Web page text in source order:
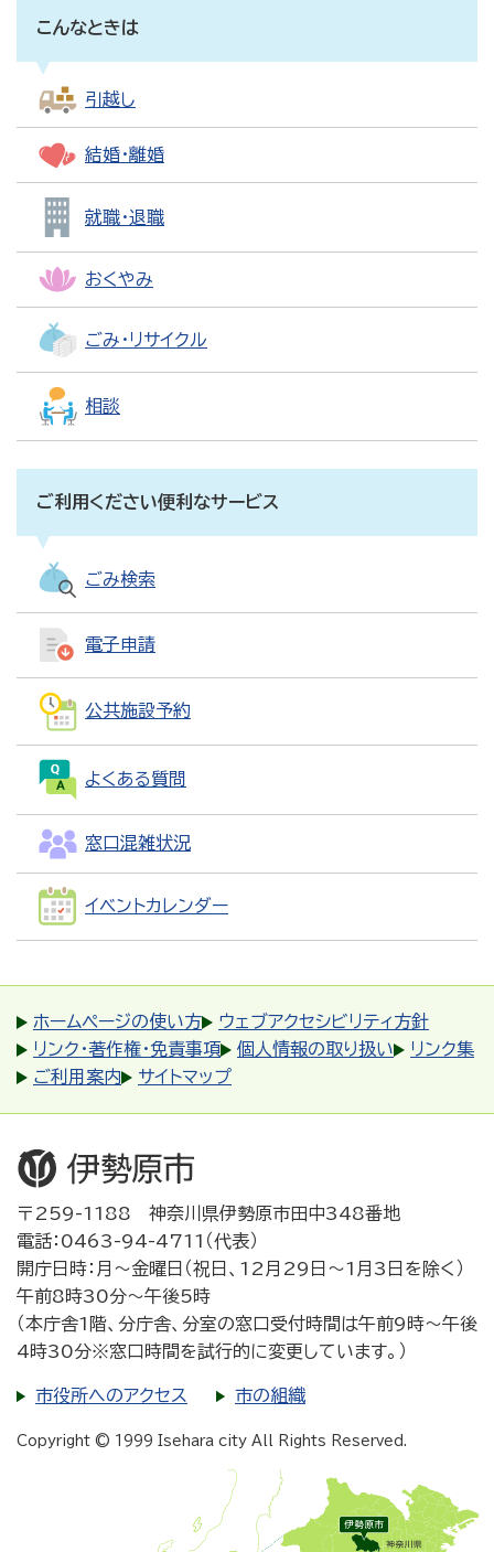
こんなときは
引越し
結婚・離婚
就職・退職
おくやみ
ごみ・リサイクル
相談
ご利用ください便利なサービス
ごみ検索
電子申請
公共施設予約
よくある質問
窓口混雑状況
イベントカレンダー
ホームページの使い方
ウェブアクセシビリティ方針
リンク・著作権・免責事項
個人情報の取り扱い
リンク集
ご利用案内
サイトマップ
〒259-1188 神奈川県伊勢原市田中348番地
電話：0463-94-4711（代表）
開庁日時：月～金曜日（祝日、12月29日～1月3日を除く）
午前8時30分～午後5時
（本庁舎1階、分庁舎、分室の窓口受付時間は午前9時～午後
4時30分※窓口時間を試行的に変更しています。）
市役所へのアクセス 市の組織
Copyright © 1999 Isehara city All Rights Reserved.